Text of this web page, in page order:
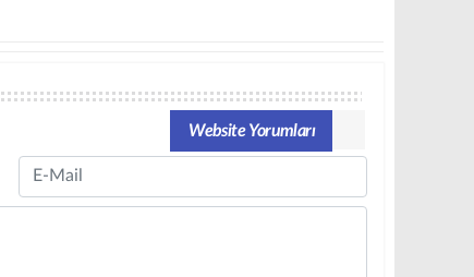
Website Yorumları
Email